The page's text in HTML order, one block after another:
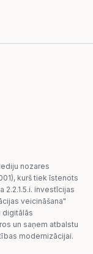
nozares
kurš tiek īstenots
2.2.1.5.i. investīcijas
veicināšana"
digitālās
un saņem atbalstu
modernizācijai.